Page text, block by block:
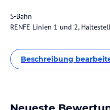
S-Bahn
RENFE Linien 1 und 2,
Beschreibung